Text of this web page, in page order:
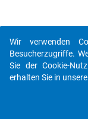
Wir verwenden
Besucherzugriffe.
Sie der Cookie-
erhalten Sie in